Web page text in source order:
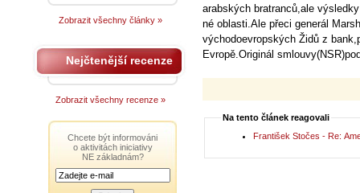
arabských bratranců,ale
né oblasti.Ale přeci generál
východoevropských Židů z
Evropě.Originál
Na tento článek reagovali
František Stočes - Re:
Zobrazit všechny články »
Nejčtenější recenze
Zobrazit všechny recenze »
Chcete být informováni
o aktivitách iniciativy
NE základnám?